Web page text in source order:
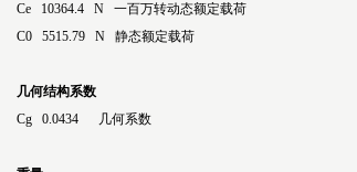
Ce 10364.4 N 一百万转动态额定载荷
C0 5515.79 N 静态额定载荷
几何结构系数
Cg 0.0434 几何系数